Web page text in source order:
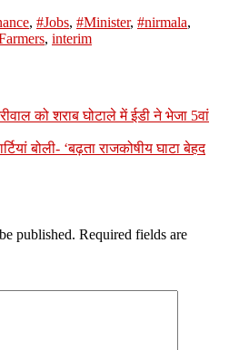
, #Jobs, #Minister, #nirmala,
, interim
को शराब घोटाले में ईडी ने भेजा 5वां
बोली- ‘बढ़ता राजकोषीय घाटा बेहद
published. Required fields are